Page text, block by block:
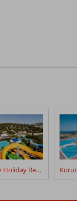
Pine Bay Holiday Resort